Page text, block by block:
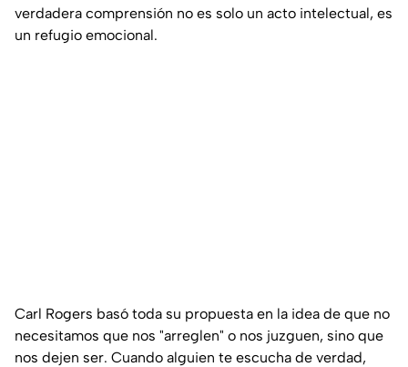
verdadera comprensión no es solo un acto intelectual, es
un refugio emocional.
Carl Rogers basó toda su propuesta en la idea de que no
necesitamos que nos "arreglen" o nos juzguen, sino que
nos dejen ser. Cuando alguien te escucha de verdad,